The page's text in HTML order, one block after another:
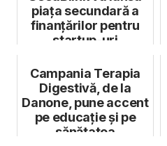
piața secundară a
finanțărilor pentru
startup-uri
Campania Terapia
Digestivă, de la
Danone, pune accent
pe educație și pe
sănătatea